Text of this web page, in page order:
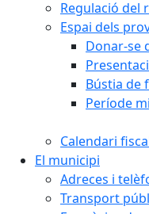
Regulació del
Espai dels
Donar-se
Bústia de
Període
Calendari
El municipi
Adreces i
Transport